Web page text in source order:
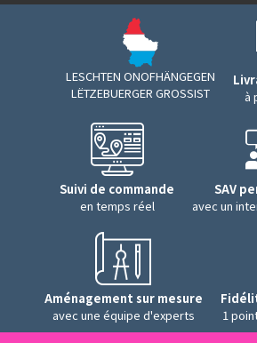
LESCHTEN ONOFHÄNGEGEN
LËTZEBUERGER GROSSIST
à
Suivi de commande
en temps réel
SAV
avec un
Aménagement sur mesure
avec une équipe d'experts
1